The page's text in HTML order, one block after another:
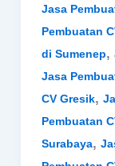
Jasa
Pembuatan
di Sumenep,
Jasa
CV Gresik,
Pembuatan
Surabaya,